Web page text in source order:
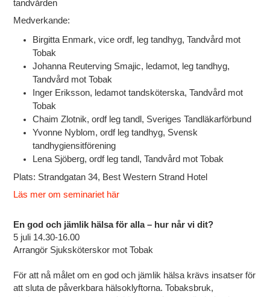
tandvården
Medverkande:
Birgitta Enmark, vice ordf, leg tandhyg, Tandvård mot
Tobak
Johanna Reuterving Smajic, ledamot, leg tandhyg,
Tandvård mot Tobak
Inger Eriksson, ledamot tandsköterska, Tandvård mot
Tobak
Chaim Zlotnik, ordf leg tandl, Sveriges Tandläkarförbund
Yvonne Nyblom, ordf leg tandhyg, Svensk
tandhygiensitförening
Lena Sjöberg, ordf leg tandl, Tandvård mot Tobak
Plats: Strandgatan 34, Best Western Strand Hotel
Läs mer om seminariet här
En god och jämlik hälsa för alla – hur når vi dit?
5 juli 14.30-16.00
Arrangör Sjuksköterskor mot Tobak
För att nå målet om en god och jämlik hälsa krävs insatser för
att sluta de påverkbara hälsoklyftorna. Tobaksbruk,